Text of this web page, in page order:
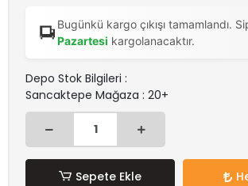
Bugünkü kargo çıkışı tamamlandı.
Pazartesi kargolanacaktır.
Depo Stok Bilgileri :
Sancaktepe Mağaza : 20+
Sepete Ekle